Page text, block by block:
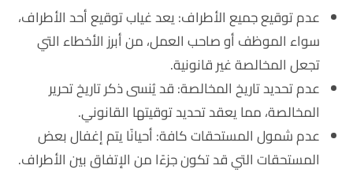
عدم توقيع جميع الأطراف: يعد غياب توقيع أحد الأطراف،
سواء الموظف أو صاحب العمل، من أبرز الأخطاء التي
تجعل المخالصة غير قانونية.
عدم تحديد تاريخ المخالصة: قد يُنسى ذكر تاريخ تحرير
المخالصة، مما يعقد تحديد توقيتها القانوني.
عدم شمول المستحقات كافة: أحيانًا يتم إغفال بعض
المستحقات التي قد تكون جزءًا من الإتفاق بين الأطراف.